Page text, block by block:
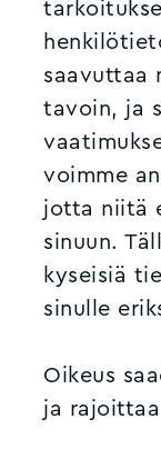
saavuttaa
tavoin, ja
voimme
jotta niitä
sinuun.
kyseisiä
sinulle
Oikeus
ja